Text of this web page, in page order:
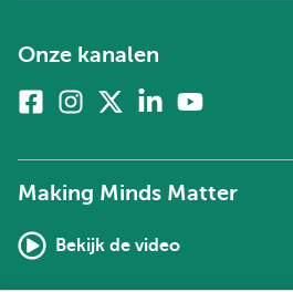
Onze kanalen
FacebookInstagram
twitter)
Linkedin
Making Minds Matter
Bekijk de video